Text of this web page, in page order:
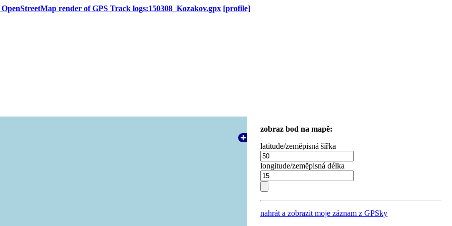
render of GPS Track logs:150308_Kozakov.gpx [profile]
zobraz bod na mapě:
latitude/zeměpisná šířka
longitude/zeměpisná délka
nahrát a zobrazit moje záznam z GPSky